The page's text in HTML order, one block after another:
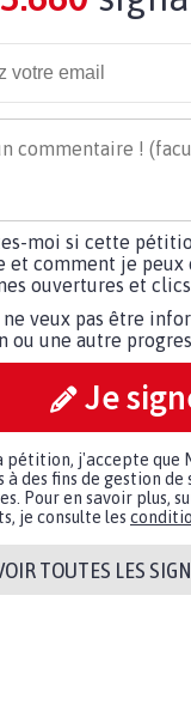
moi si cette
et comment je peux
ouvertures et clics
ne veux pas être
ou une autre
Je
pétition, j'accepte
à des fins de gestion
Pour en savoir plus,
je consulte les
TOUTES LES